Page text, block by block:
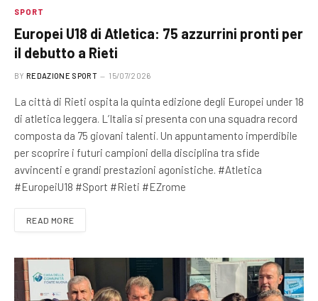
SPORT
Europei U18 di Atletica: 75 azzurrini pronti per
il debutto a Rieti
BY REDAZIONE SPORT 15/07/2026
La città di Rieti ospita la quinta edizione degli Europei under 18
di atletica leggera. L’Italia si presenta con una squadra record
composta da 75 giovani talenti. Un appuntamento imperdibile
per scoprire i futuri campioni della disciplina tra sfide
avvincenti e grandi prestazioni agonistiche. #Atletica
#EuropeiU18 #Sport #Rieti #EZrome
READ MORE